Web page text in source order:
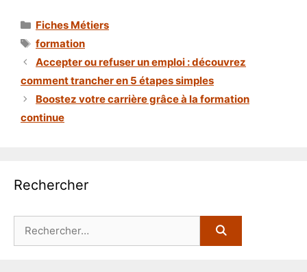
Catégories
Fiches Métiers
Étiquettes
formation
Accepter ou refuser un emploi : découvrez
comment trancher en 5 étapes simples
Boostez votre carrière grâce à la formation
continue
Rechercher